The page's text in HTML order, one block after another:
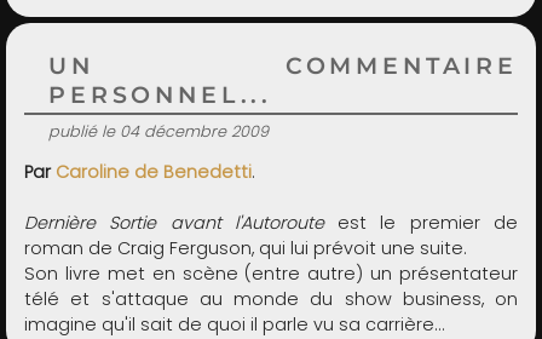
UN COMMENTAIRE
PERSONNEL...
publié le 04 décembre 2009
Par Caroline de Benedetti.
Dernière Sortie avant l'Autorouteest le premier de
roman de Craig Ferguson, qui lui prévoit une suite.
Son livre met en scène (entre autre) un présentateur
télé et s'attaque au monde du show business, on
imagine qu'il sait de quoi il parle vu sa carrière…